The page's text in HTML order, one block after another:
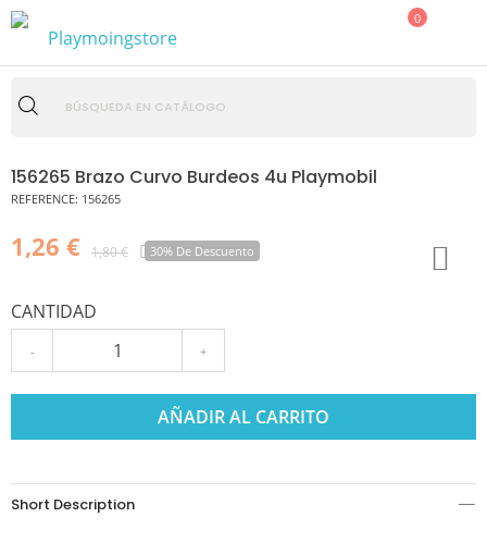
0
156265 Brazo Curvo Burdeos 4u Playmobil
REFERENCE: 156265
1,26 € 1,80 € 30% De Descuento
CANTIDAD
- +
AÑADIR AL CARRITO
Short Description